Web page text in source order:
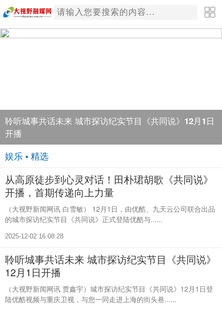
聆听城事共话未来 城市探访纪实节目《共同说》12月1日
开播
娱乐 • 精选
从高原徒步到心灵对话！田朴珺胡歌《共同说》
开播，首期传递向上力量
（大视野新闻网讯 白雪敏） 12月1日，由优酷、九天云公司联合出品
的城市探访纪实节目《共同说》正式登陆优酷与......
2025-12-02 16:08:28
聆听城事共话未来 城市探访纪实节目《共同说》
12月1日开播
（大视野新闻网讯 贾鑫宇）城市探访纪实节目《共同说》12月1日登
陆优酷视频与重庆卫视，与您一同走进上海的街头巷......